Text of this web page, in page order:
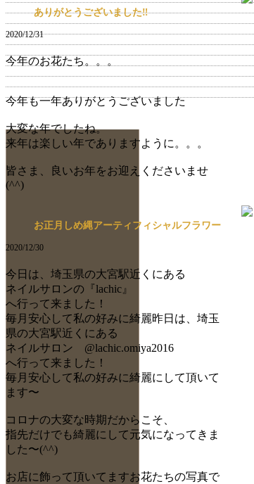
ありがとうございました‼️
2020/12/31
今年のお花たち。。。
今年も一年ありがとうございました
大変な年でしたね。
来年は楽しい年でありますように。。。
皆さま、良いお年をお迎えくださいませ
(^^)
お正月しめ縄アーティフィシャルフラワー
2020/12/30
今日は、埼玉県の大宮駅近くにある
ネイルサロンの『lachic』
へ行って来ました！
毎月安心して私の好みに綺麗昨日は、埼玉
県の大宮駅近くにある
ネイルサロン @lachic.omiya2016
へ行って来ました！
毎月安心して私の好みに綺麗にして頂いて
ます〜
コロナの大変な時期だからこそ、
指先だけでも綺麗にして元気になってきま
した〜(^^)
お店に飾って頂いてますお花たちの写真で